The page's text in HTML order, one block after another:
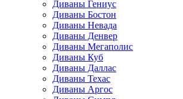
Диваны Гениус
Диваны Бостон
Диваны Невада
Диваны Денвер
Диваны Мегаполис
Диваны Куб
Диваны Даллас
Диваны Техас
Диваны Аргос